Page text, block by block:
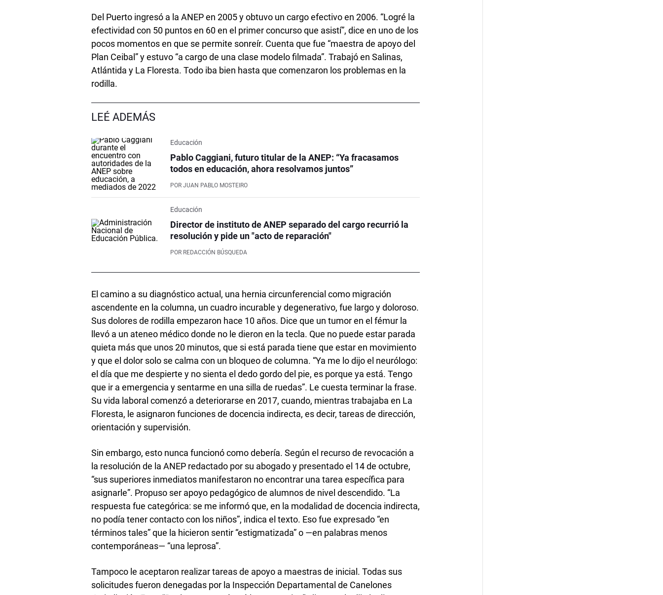
Del Puerto ingresó a la ANEP en 2005 y obtuvo un cargo efectivo en 2006. “Logré la
efectividad con 50 puntos en 60 en el primer concurso que asistí”, dice en uno de los
pocos momentos en que se permite sonreír. Cuenta que fue “maestra de apoyo del
Plan Ceibal” y estuvo “a cargo de una clase modelo filmada”. Trabajó en Salinas,
Atlántida y La Floresta. Todo iba bien hasta que comenzaron los problemas en la
rodilla.
LEÉ ADEMÁS
Educación
Pablo Caggiani, futuro titular de la ANEP: “Ya fracasamos
todos en educación, ahora resolvamos juntos”
POR JUAN PABLO MOSTEIRO
Educación
Director de instituto de ANEP separado del cargo recurrió la
resolución y pide un "acto de reparación"
POR REDACCIÓN BÚSQUEDA
El camino a su diagnóstico actual, una hernia circunferencial como migración
ascendente en la columna, un cuadro incurable y degenerativo, fue largo y doloroso.
Sus dolores de rodilla empezaron hace 10 años. Dice que un tumor en el fémur la
llevó a un ateneo médico donde no le dieron en la tecla. Que no puede estar parada
quieta más que unos 20 minutos, que si está parada tiene que estar en movimiento
y que el dolor solo se calma con un bloqueo de columna. “Ya me lo dijo el neurólogo:
el día que me despierte y no sienta el dedo gordo del pie, es porque ya está. Tengo
que ir a emergencia y sentarme en una silla de ruedas”. Le cuesta terminar la frase.
Su vida laboral comenzó a deteriorarse en 2017, cuando, mientras trabajaba en La
Floresta, le asignaron funciones de docencia indirecta, es decir, tareas de dirección,
orientación y supervisión.
Sin embargo, esto nunca funcionó como debería. Según el recurso de revocación a
la resolución de la ANEP redactado por su abogado y presentado el 14 de octubre,
“sus superiores inmediatos manifestaron no encontrar una tarea específica para
asignarle”. Propuso ser apoyo pedagógico de alumnos de nivel descendido. “La
respuesta fue categórica: se me informó que, en la modalidad de docencia indirecta,
no podía tener contacto con los niños”, indica el texto. Eso fue expresado “en
términos tales” que la hicieron sentir “estigmatizada” o —en palabras menos
contemporáneas— “una leprosa”.
Tampoco le aceptaron realizar tareas de apoyo a maestras de inicial. Todas sus
solicitudes fueron denegadas por la Inspección Departamental de Canelones